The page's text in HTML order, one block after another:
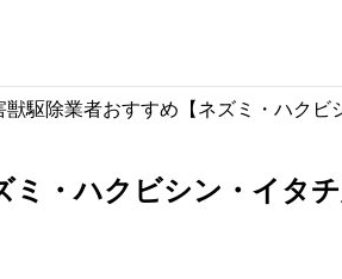
獣駆除業者おすすめ【ネズミ・ハクビ
・ハクビシン・イタチ